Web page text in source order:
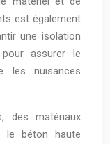
est également
une isolation
assurer le
les nuisances
des matériaux
le béton haute